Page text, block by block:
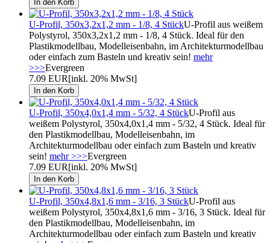
U-Profil, 350x3,2x1,2 mm - 1/8, 4 StückU-Profil aus weißem
Polystyrol, 350x3,2x1,2 mm - 1/8, 4 Stück. Ideal für den
Plastikmodellbau, Modelleisenbahn, im Architekturmodellbau
oder einfach zum Basteln und kreativ sein! mehr
>>>Evergreen
7.09 EUR[inkl. 20% MwSt]
U-Profil, 350x4,0x1,4 mm - 5/32, 4 StückU-Profil aus
weißem Polystyrol, 350x4,0x1,4 mm - 5/32, 4 Stück. Ideal für
den Plastikmodellbau, Modelleisenbahn, im
Architekturmodellbau oder einfach zum Basteln und kreativ
sein! mehr >>>Evergreen
7.09 EUR[inkl. 20% MwSt]
U-Profil, 350x4,8x1,6 mm - 3/16, 3 StückU-Profil aus
weißem Polystyrol, 350x4,8x1,6 mm - 3/16, 3 Stück. Ideal für
den Plastikmodellbau, Modelleisenbahn, im
Architekturmodellbau oder einfach zum Basteln und kreativ